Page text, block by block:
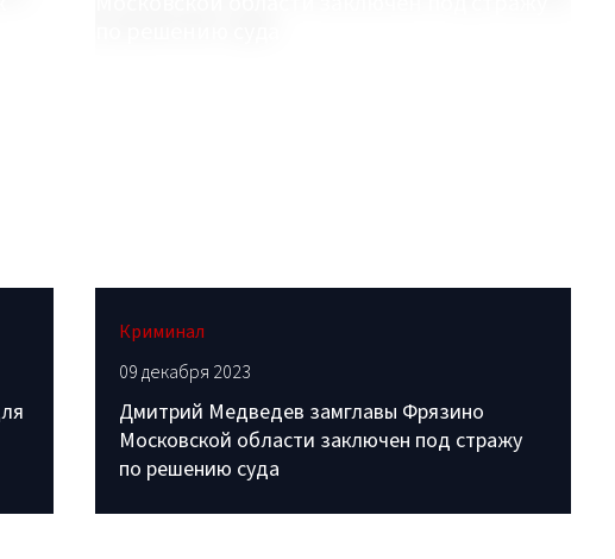
Криминал
09 декабря 2023
Дмитрий Медведев замглавы Фрязино
Московской области заключен под стражу
по решению суда